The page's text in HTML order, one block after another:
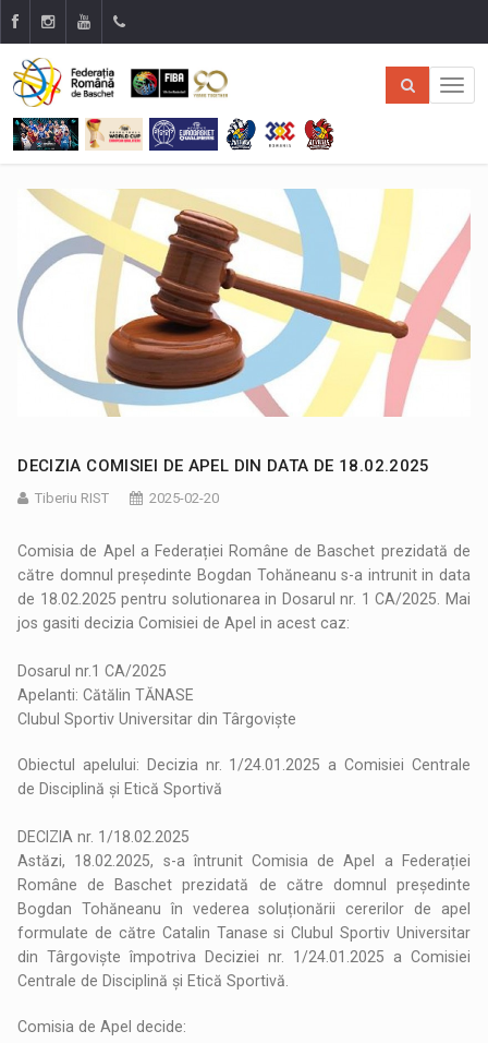
DECIZIA COMISIEI DE APEL DIN DATA DE 18.02.2025
Tiberiu RIST 2025-02-20
Comisia de Apel a Federației Române de Baschet prezidată de
către domnul președinte Bogdan Tohăneanu s-a intrunit in data
de 18.02.2025 pentru solutionarea in Dosarul nr. 1 CA/2025. Mai
jos gasiti decizia Comisiei de Apel in acest caz:
Dosarul nr.1 CA/2025
Apelanti: Cătălin TĂNASE
Clubul Sportiv Universitar din Târgoviște
Obiectul apelului: Decizia nr. 1/24.01.2025 a Comisiei Centrale
de Disciplină și Etică Sportivă
DECIZIA nr. 1/18.02.2025
Astăzi, 18.02.2025, s-a întrunit Comisia de Apel a Federației
Române de Baschet prezidată de către domnul președinte
Bogdan Tohăneanu în vederea soluționării cererilor de apel
formulate de către Catalin Tanase si Clubul Sportiv Universitar
din Târgoviște împotriva Deciziei nr. 1/24.01.2025 a Comisiei
Centrale de Disciplină și Etică Sportivă.
Comisia de Apel decide: